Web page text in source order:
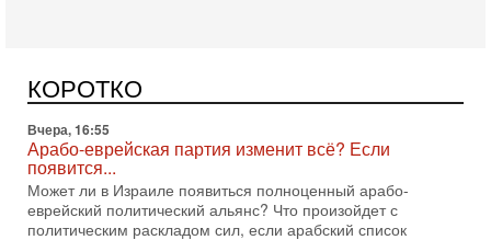
КОРОТКО
политическим раскладом сил, если арабский список
6-08-2026, 17:49
Оснащен ли израильский «Дракон» ядерным
оружием?
Израиль получил от Германии новейшую подводную лодку
АХИ «Дракон» (Drakon), которая уже стала самой дорогой
субмариной в истории ЦАХАЛ. Но почему её